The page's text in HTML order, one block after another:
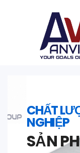
CHẤT
NGHIỆP
SẢN